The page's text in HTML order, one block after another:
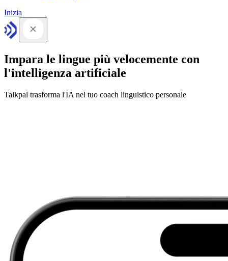
Inizia
Impara le lingue più velocemente con
l'intelligenza artificiale
Talkpal trasforma l'IA nel tuo coach linguistico personale